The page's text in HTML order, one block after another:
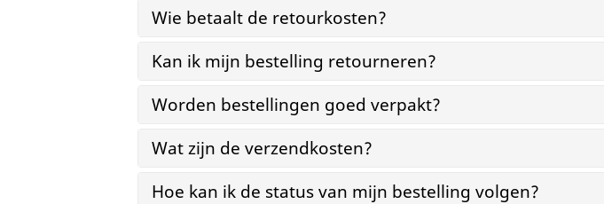
Wie betaalt de retourkosten?
Kan ik mijn bestelling retourneren?
Worden bestellingen goed verpakt?
Wat zijn de verzendkosten?
Hoe kan ik de status van mijn bestelling volgen?